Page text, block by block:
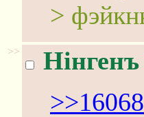
>
>> Нінгенъ
>>16068